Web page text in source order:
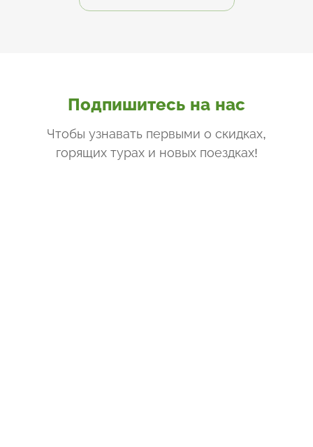
Подпишитесь на нас
Чтобы узнавать первыми о скидках,
горящих турах и новых поездках!